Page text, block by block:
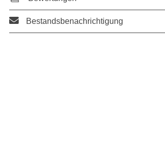
Bestandsbenachrichtigung